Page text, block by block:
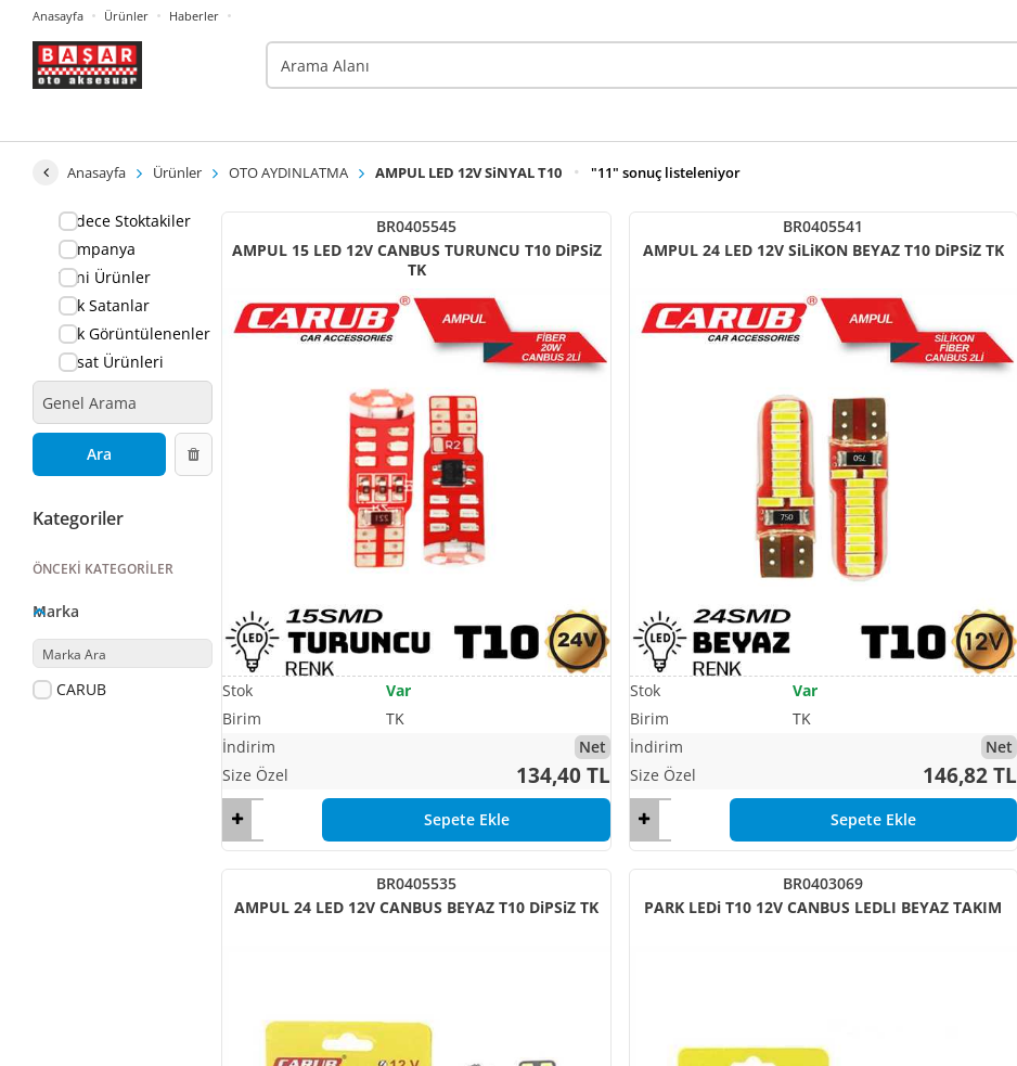
Anasayfa Ürünler Haberler
Anasayfa Ürünler OTO AYDINLATMA AMPUL LED 12V SiNYAL T10 "11" sonuç listeleniyor
Sadece Stoktakiler
Kampanya
Yeni Ürünler
Çok Satanlar
Çok Görüntülenenler
Fırsat Ürünleri
Ara
Kategoriler
ÖNCEKI KATEGORILER
Marka
CARUB
BR0405545
AMPUL 15 LED 12V CANBUS TURUNCU T10 DiPSiZ
TK
TK
Net
134,40 TL
Var
Sepete Ekle
BR0405541
AMPUL 24 LED 12V SiLiKON BEYAZ T10 DiPSiZ TK
TK
Net
146,82 TL
Var
Sepete Ekle
BR0405535
AMPUL 24 LED 12V CANBUS BEYAZ T10 DiPSiZ TK
BR0403069
PARK LEDi T10 12V CANBUS LEDLI BEYAZ TAKIM